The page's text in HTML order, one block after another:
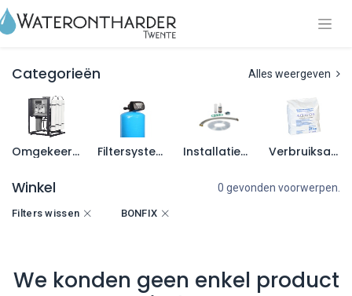
Categorieën Alles weergeven
Omgekeerde osmose Filtersystemen Installatiematerialen Verbruiksartikelen
Winkel 0 gevonden voorwerpen.
Filters wissen BONFIX
We konden geen enkel product